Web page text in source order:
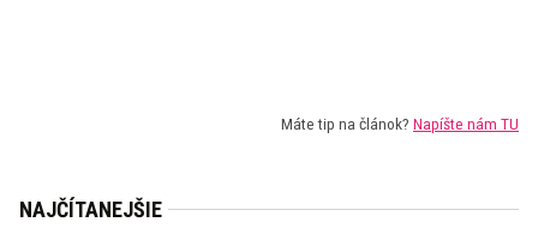
Máte tip na článok? Napíšte nám TU
NAJČÍTANEJŠIE